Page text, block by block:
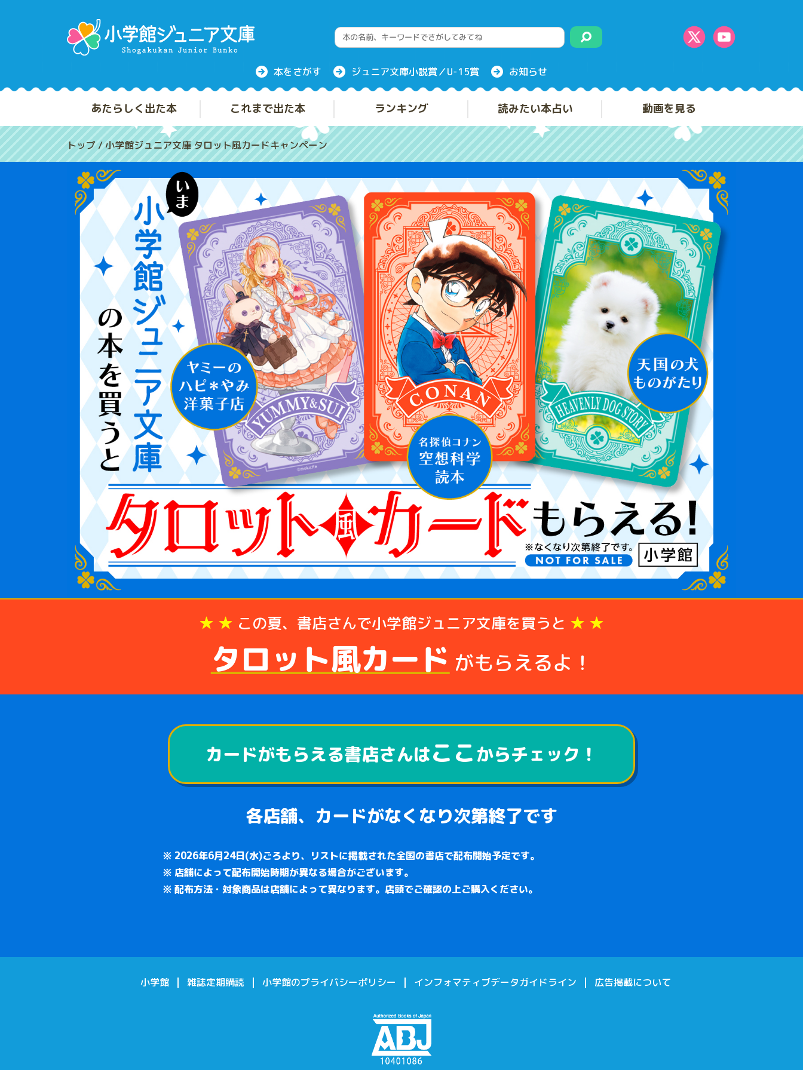
本をさがす ジュニア文庫小説賞／U-15賞 お知らせ
あたらしく出た本 これまで出た本 ランキング 読みたい本占い 動画を見る
トップ/小学館ジュニア文庫 タロット風カードキャンペーン
★ ★ この夏、書店さんで小学館ジュニア文庫を買うと ★ ★
タロット風カード がもらえるよ！
カードがもらえる書店さんはここ からチェック！
各店舗、カードがなくなり次第終了です
2026年6月24日(水)ごろより、リストに掲載された全国の書店で配布開始予定です。
店舗によって配布開始時期が異なる場合がございます。
配布方法・対象商品は店舗によって異なります。店頭でご確認の上ご購入ください。
小学館 雑誌定期購読 小学館のプライバシーポリシー インフォマティブデータガイドライン 広告掲載について